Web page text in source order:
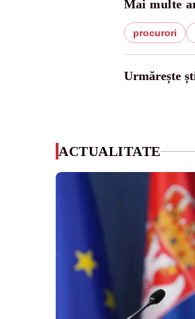
Mai multe
procurori
Urmărește
ACTUALITATE